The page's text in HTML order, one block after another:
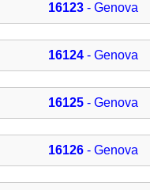
16123- Genova
16124- Genova
16125- Genova
16126- Genova